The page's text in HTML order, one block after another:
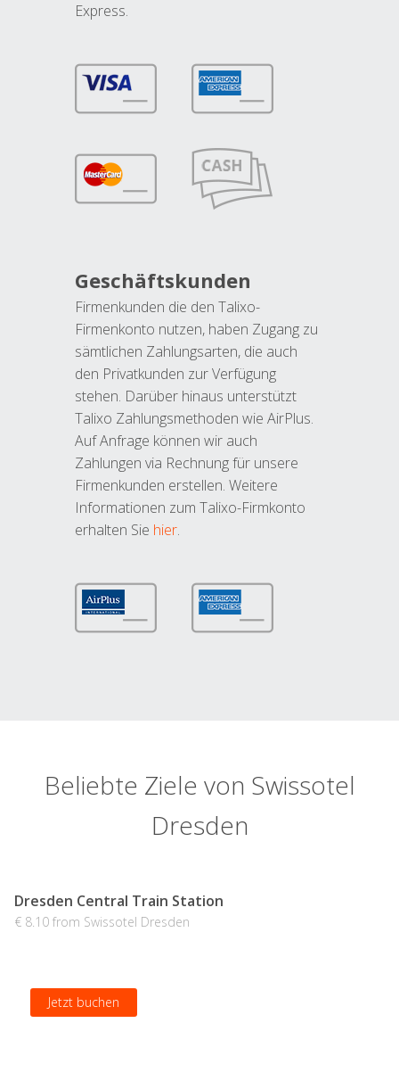
Express.
Geschäftskunden
Firmenkunden die den Talixo-
Firmenkonto nutzen, haben Zugang zu
sämtlichen Zahlungsarten, die auch
den Privatkunden zur Verfügung
stehen. Darüber hinaus unterstützt
Talixo Zahlungsmethoden wie AirPlus.
Auf Anfrage können wir auch
Zahlungen via Rechnung für unsere
Firmenkunden erstellen. Weitere
Informationen zum Talixo-Firmkonto
erhalten Sie hier.
Beliebte Ziele von Swissotel
Dresden
Dresden Central Train Station
€ 8.10 from Swissotel Dresden
Jetzt buchen